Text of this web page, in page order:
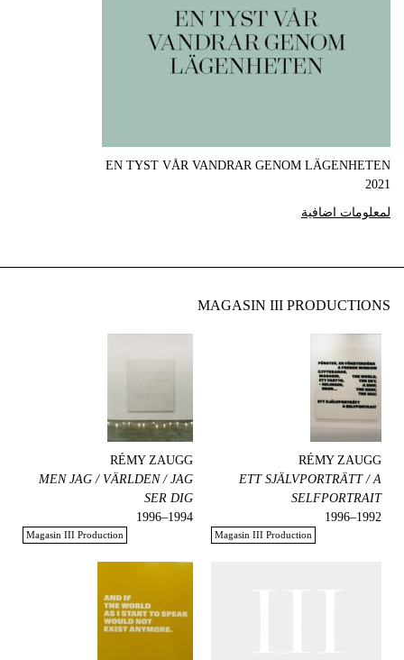
EN TYST VÅR VANDRAR GENOM LÄGENHETEN
2021
لمعلومات اضافية
MAGASIN III PRODUCTIONS
RÉMY ZAUGG
ETT SJÄLVPORTRÄTT / A
SELFPORTRAIT
1992–1996
Magasin III Production
RÉMY ZAUGG
MEN JAG / VÄRLDEN / JAG
SER DIG
1994–1996
Magasin III Production